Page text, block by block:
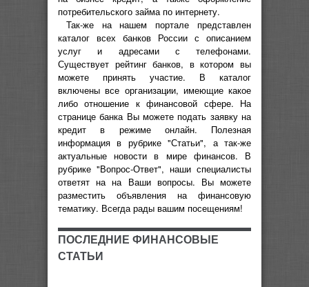
потребительского займа по интернету.
Так-же на нашем портале представлен
каталог всех банков России с описанием
услуг и адресами с телефонами.
Существует рейтинг банков, в котором вы
можете принять участие. В каталог
включены все организации, имеющие какое
либо отношение к финансовой сфере. На
странице банка Вы можете подать заявку на
кредит в режиме онлайн. Полезная
информация в рубрике "Статьи", а так-же
актуальные новости в мире финансов. В
рубрике "Вопрос-Ответ", наши специалисты
ответят на на Ваши вопросы. Вы можете
разместить объявления на финансовую
тематику. Всегда рады вашим посещениям!
ПОСЛЕДНИЕ ФИНАНСОВЫЕ
СТАТЬИ